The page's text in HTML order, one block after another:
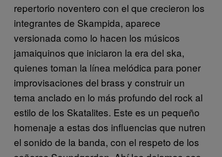
repertorio noventero con el que crecieron los
integrantes de Skampida, aparece
versionada como lo hacen los músicos
jamaiquinos que iniciaron la era del ska,
quienes toman la línea melódica para poner
improvisaciones del brass y construir un
tema anclado en lo más profundo del rock al
estilo de los Skatalites. Este es un pequeño
homenaje a estas dos influencias que nutren
el sonido de la banda, con el respeto de los